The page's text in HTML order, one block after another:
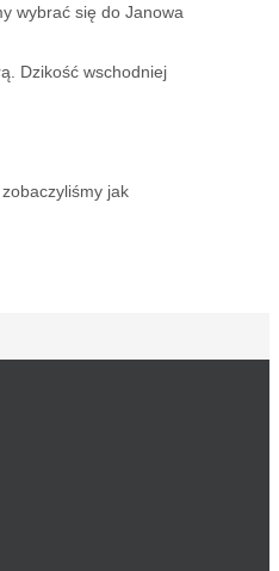
wybrać się do Janowa
Dzikość wschodniej
jak